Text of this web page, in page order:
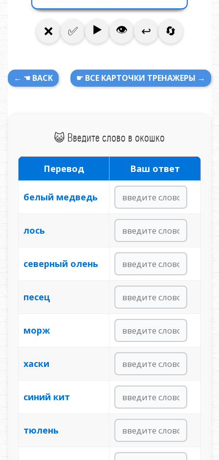
← ☚ BACK ☛ ВСЕ КАРТОЧКИ ТРЕНАЖЕРЫ →
😺 Введите слово в окошко
Перевод Ваш ответ
белый медведь
лось
северный олень
песец
морж
хаски
синий кит
тюлень